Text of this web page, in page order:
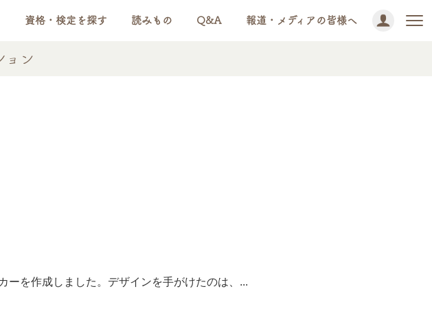
資格・検定を探す 読みもの Q&A 報道・メディアの皆様へ
ョン
を作成しました。デザインを手がけたのは、...